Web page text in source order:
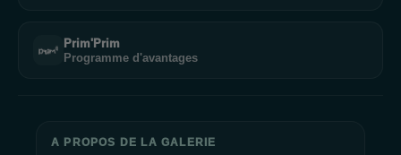
Prim'Prim
Programme d'avantages
A PROPOS DE LA GALERIE